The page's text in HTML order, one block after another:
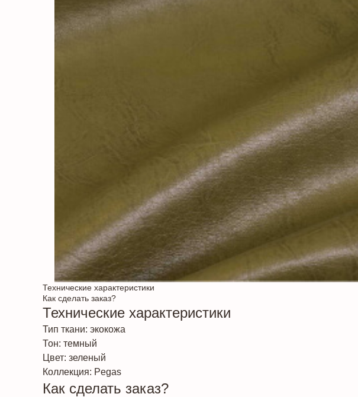
Технические характеристики
Как сделать заказ?
Технические характеристики
Тип ткани: экокожа
Тон: темный
Цвет: зеленый
Коллекция: Pegas
Как сделать заказ?